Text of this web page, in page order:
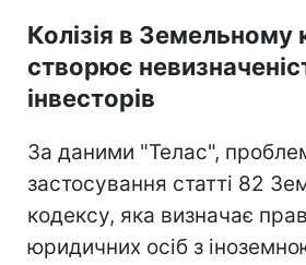
Колізія в Земельному
створює
інвесторів
За даними "Телас",
застосування статті 82
кодексу, яка визначає
юридичних осіб з